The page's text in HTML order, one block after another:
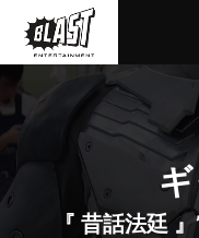
『 昔話法廷